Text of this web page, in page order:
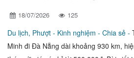
18/07/2026 125
Du lịch, Phượt - Kinh nghiệm - Chia sẻ -
Minh đi Đà Nẵng dài khoảng 930 km,